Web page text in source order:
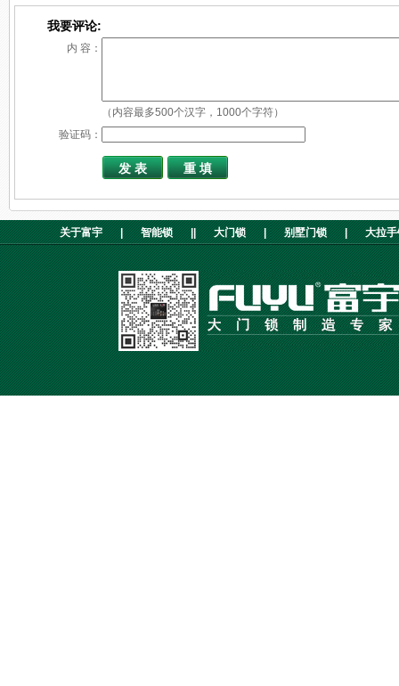
我要评论:
内 容：
（内容最多500个汉字，1000个字符）
验证码：
关于富宇 | 智能锁 || 大门锁 | 别墅门锁 | 大拉